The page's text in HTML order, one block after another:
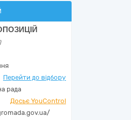
Перейти до відбору
рада
Досьє YouControl